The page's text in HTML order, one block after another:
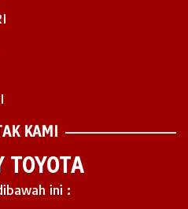
KAMI
TOYOTA
ini :